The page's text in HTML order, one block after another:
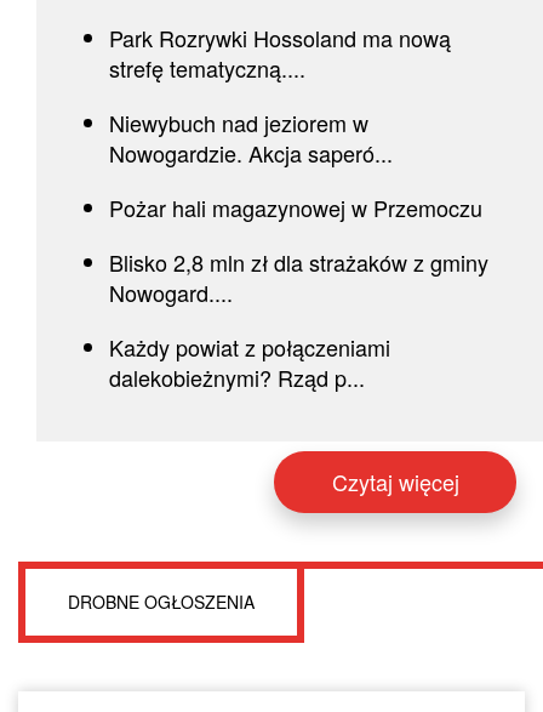
Park Rozrywki Hossoland ma nową
strefę tematyczną....
Niewybuch nad jeziorem w
Nowogardzie. Akcja saperó...
Pożar hali magazynowej w Przemoczu
Blisko 2,8 mln zł dla strażaków z gminy
Nowogard....
Każdy powiat z połączeniami
dalekobieżnymi? Rząd p...
Czytaj więcej
DROBNE OGŁOSZENIA